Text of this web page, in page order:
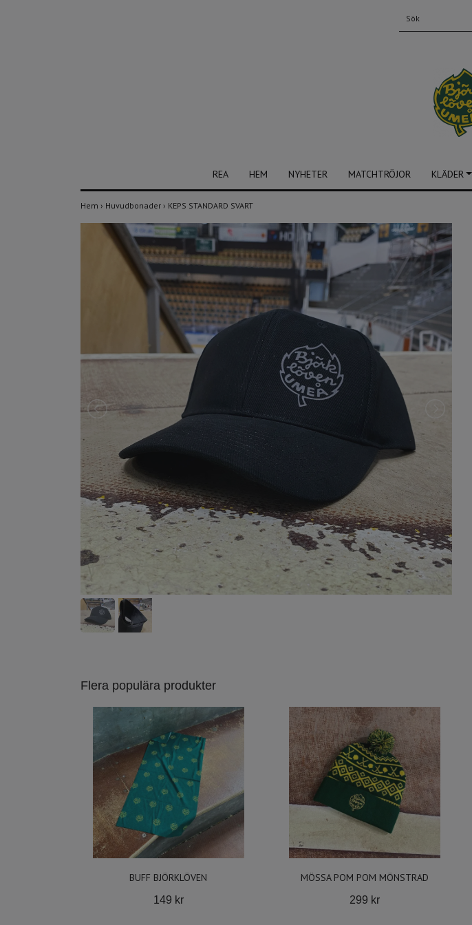
REA HEM NYHETER MATCHTRÖJOR KLÄDER
Hem › Huvudbonader › KEPS STANDARD SVART
Flera populära produkter
BUFF BJÖRKLÖVEN
149 kr
MÖSSA POM POM MÖNSTRAD
299 kr